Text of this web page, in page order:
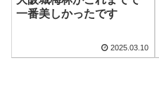
一番美しかったです
2025.03.10